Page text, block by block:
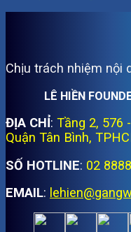
Chịu trách nhiệm nội
LÊ HIỀN
ĐỊA CHỈ: Tầng 2, 576
Quận Tân Bình,
SỐ HOTLINE: 02
EMAIL: